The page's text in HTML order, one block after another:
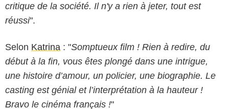
critique de la société. Il n'y a rien à jeter, tout est
réussi".
Selon Katrina : "Somptueux film ! Rien à redire, du
début à la fin, vous êtes plongé dans une intrigue,
une histoire d’amour, un policier, une biographie. Le
casting est génial et l’interprétation à la hauteur !
Bravo le cinéma français !"